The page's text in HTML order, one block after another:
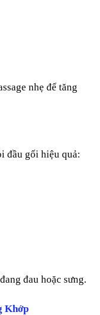
nhẹ để tăng
đầu gối hiệu quả:
đau hoặc sưng.
Khớp